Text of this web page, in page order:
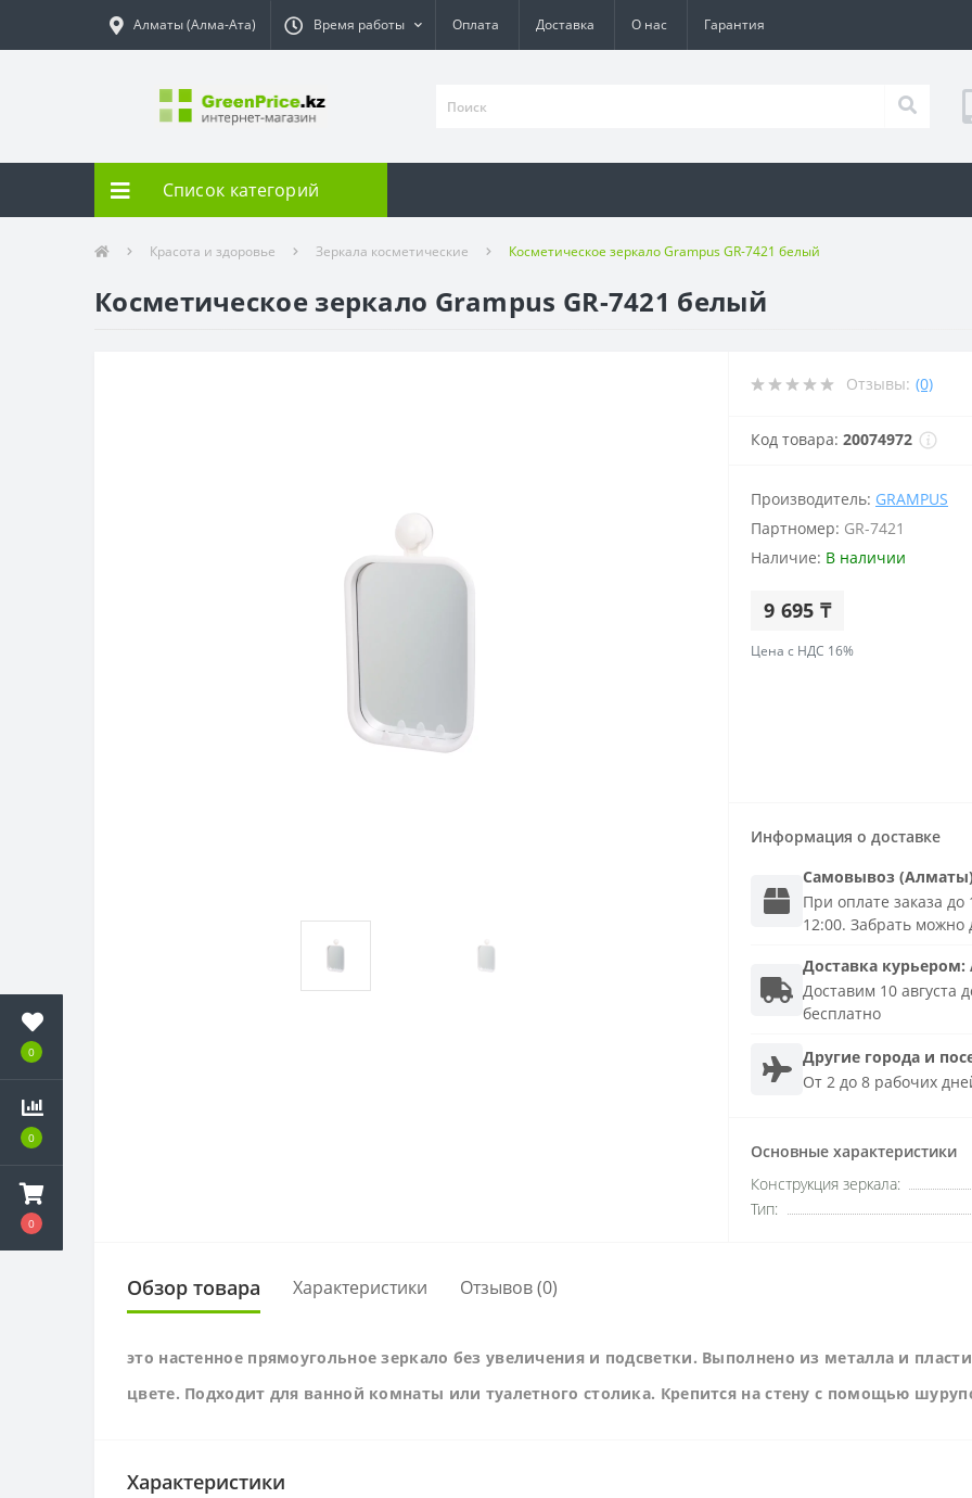
0
0
0
Алматы (Алма-Ата) Время работы Оплата Доставка О нас Гарантия
Список категорий
Красота и здоровье Зеркала косметические Косметическое зеркало Grampus GR-7421 белый
Косметическое зеркало Grampus GR-7421 белый
Отзывы: (0)
Код товара: 20074972
Производитель: GRAMPUS
Партномер: GR-7421
Наличие: В наличии
9 695 ₸
Цена с НДС 16%
Информация о доставке
Самовывоз
При оплате заказа до
12:00. Забрать можно
Доставка курьером:
Доставим 10 августа
бесплатно
Другие города и
От 2 до 8 рабочих
Основные характеристики
Конструкция зеркала:
Тип:
Обзор товара Характеристики Отзывов (0)
это настенное прямоугольное зеркало без увеличения и подсветки. Выполнено из металла и
цвете. Подходит для ванной комнаты или туалетного столика. Крепится на стену с помощью
Характеристики